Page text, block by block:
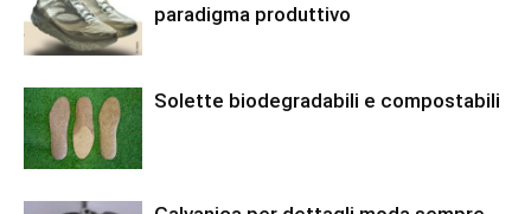
paradigma produttivo
Solette biodegradabili e compostabili